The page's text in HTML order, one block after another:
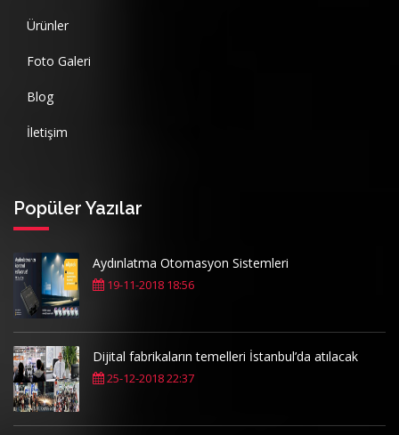
Ürünler
Foto Galeri
Blog
İletişim
Popüler Yazılar
Aydınlatma Otomasyon Sistemleri
19-11-2018 18:56
Dijital fabrikaların temelleri İstanbul’da atılacak
25-12-2018 22:37